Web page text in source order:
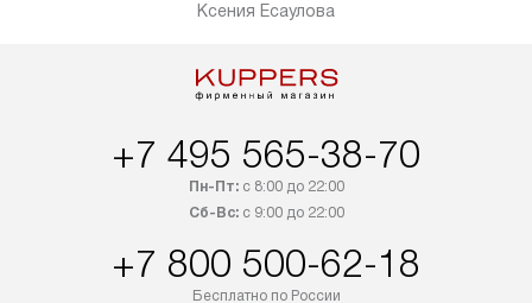
покупателю в течение трех дней.
и другие регионы осуществляется
через транспортную компанию.
компания бесплатно доставит ваш
заказ до представительства
транспортной компании в Москве.
доставки у менеджера при
от категории
найти на нашем
Ксения Есаулова
+7 495 565-38-70
Пн-Пт:с 8:00 до 22:00
Сб-Вс:с 9:00 до 22:00
+7 800 500-62-18
Бесплатно по России